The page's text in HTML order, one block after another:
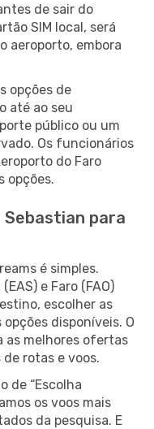
de sair do
SIM local, será
aeroporto, embora
opções de
até ao seu
público ou um
Os funcionários
do Faro
opções.
Sebastian para
é simples.
e Faro (FAO)
escolher as
disponíveis. O
as melhores ofertas
rotas e voos.
de “Escolha
os voos mais
da pesquisa. E